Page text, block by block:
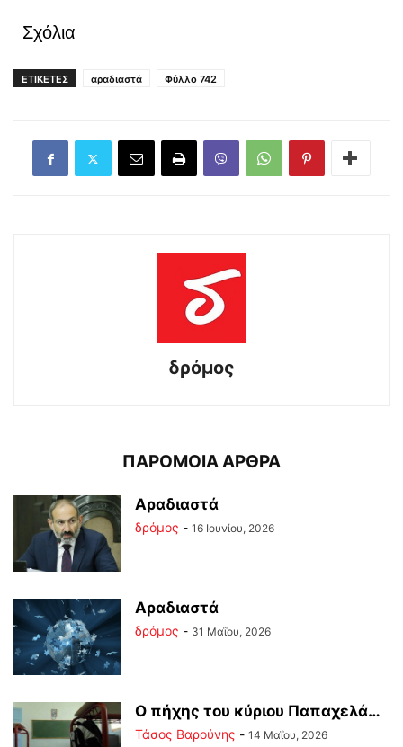
Σχόλια
ΕΤΙΚΕΤΕΣ αραδιαστά Φύλλο 742
δρόμος
ΠΑΡΟΜΟΙΑ ΑΡΘΡΑ
Αραδιαστά
δρόμος - 16 Ιουνίου, 2026
Αραδιαστά
δρόμος - 31 Μαΐου, 2026
Ο πήχης του κύριου Παπαχελά…
Τάσος Βαρούνης - 14 Μαΐου, 2026